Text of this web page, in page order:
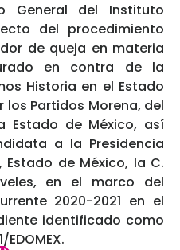
General del Instituto
del procedimiento
de queja en materia
en contra de la
Historia en el Estado
los Partidos Morena, del
Estado de México, así
a la Presidencia
de México, la C.
en el marco del
2020-2021 en el
identificado como